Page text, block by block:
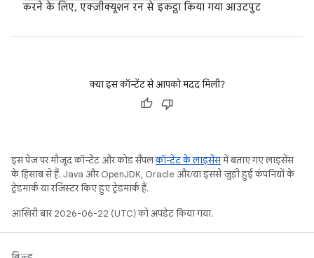
करने के लिए, एक्ज़ीक्यूशन रन से इकट्ठा किया गया आउटपुट
क्या इस कॉन्टेंट से आपको मदद मिली?
इस पेज पर मौजूद कॉन्टेंट और कोड सैंपलकॉन्टेंट के लाइसेंसमें बताए गए लाइसेंस
के हिसाब से हैं. Java और OpenJDK, Oracle और/या इससे जुड़ी हुई कंपनियों के
ट्रेडमार्क या रजिस्टर किए हुए ट्रेडमार्क हैं.
आखिरी बार 2026-06-22 (UTC) को अपडेट किया गया.